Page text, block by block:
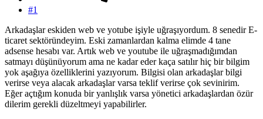
#1
Arkadaşlar eskiden web ve yotube işiyle uğraşıyordum. 8 senedir E-
ticaret sektöründeyim. Eski zamanlardan kalma elimde 4 tane
adsense hesabı var. Artık web ve youtube ile uğraşmadığımdan
satmayı düşünüyorum ama ne kadar eder kaça satılır hiç bir bilgim
yok aşağıya özelliklerini yazıyorum. Bilgisi olan arkadaşlar bilgi
verirse veya alacak arkadaşlar varsa teklif verirse çok sevinirim.
Eğer açtığım konuda bir yanlışlık varsa yönetici arkadaşlardan özür
dilerim gerekli düzeltmeyi yapabilirler.